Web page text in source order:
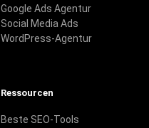
Google Ads Agentur
Social Media Ads
WordPress-Agentur
Ressourcen
Beste SEO-Tools